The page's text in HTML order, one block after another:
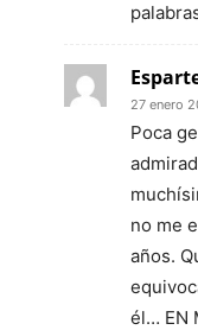
27 enero
Poca
no me
años.
él… EN